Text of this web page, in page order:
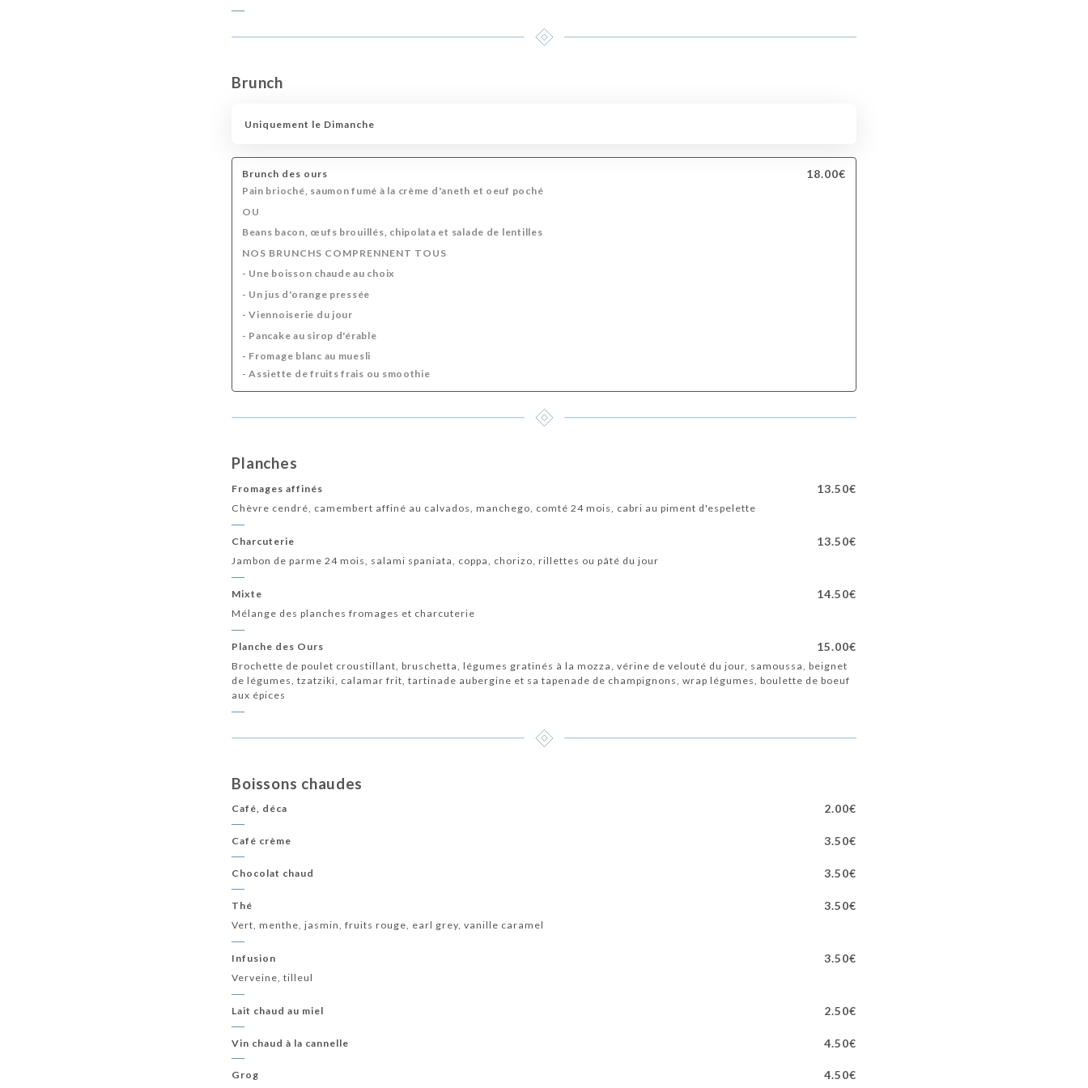
Brunch
Uniquement le Dimanche
Brunch des ours 18.00€
Pain brioché, saumon fumé à la crème d'aneth et oeuf poché
OU
Beans bacon, œufs brouillés, chipolata et salade de lentilles
NOS BRUNCHS COMPRENNENT TOUS
- Une boisson chaude au choix
- Un jus d'orange pressée
- Viennoiserie du jour
- Pancake au sirop d'érable
- Fromage blanc au muesli
- Assiette de fruits frais ou smoothie
Planches
Fromages affinés 13.50€
Chèvre cendré, camembert affiné au calvados, manchego, comté 24 mois, cabri au piment d'espelette
Charcuterie 13.50€
Jambon de parme 24 mois, salami spaniata, coppa, chorizo, rillettes ou pâté du jour
Mixte 14.50€
Mélange des planches fromages et charcuterie
Planche des Ours 15.00€
Brochette de poulet croustillant, bruschetta, légumes gratinés à la mozza, vérine de velouté du jour, samoussa, beignet
de légumes, tzatziki, calamar frit, tartinade aubergine et sa tapenade de champignons, wrap légumes, boulette de boeuf
aux épices
Boissons chaudes
Café, déca 2.00€
Café crème 3.50€
Chocolat chaud 3.50€
Thé 3.50€
Vert, menthe, jasmin, fruits rouge, earl grey, vanille caramel
Infusion 3.50€
Verveine, tilleul
Lait chaud au miel 2.50€
Vin chaud à la cannelle 4.50€
Grog 4.50€